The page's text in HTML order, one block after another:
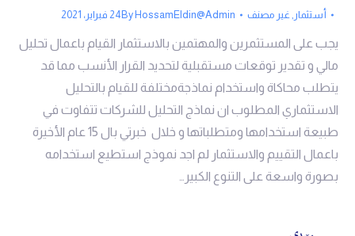
أستثمار ,غير مصنف By HossamEldin@Admin 24 فبراير، 2021
يجب على المستثمرين والمهتمين بالاستثمار القيام باعمال تحليل
مالي و تقدير توقعات مستقبلية لتحديد القرار الأنسب مما قد
يتطلب محاكاة واستخدام نماذجةمختلفة للقيام بالتحليل
الاستثماري المطلوب ان نماذج التحليل للشركات تتفاوت في
طبيعة استخدامها ومتطلباتها و خلال خبرتي بال 15 عام الأخيرة
باعمال التقييم والاستثمار لم اجد نموذج استطيع استخدامه
بصورة واسعة على التنوع الكبير…